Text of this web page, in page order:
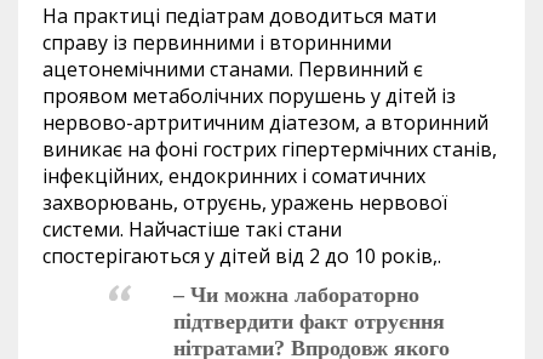
На практиці педіатрам доводиться мати
справу із первинними і вторинними
ацетонемічними станами. Первинний є
проявом метаболічних порушень у дітей із
нервово-артритичним діатезом, а вторинний
виникає на фоні гострих гіпертермічних станів,
інфекційних, ендокринних і соматичних
захворювань, отруєнь, уражень нервової
системи. Найчастіше такі стани
спостерігаються у дітей від 2 до 10 років,.
– Чи можна лабораторно
підтвердити факт отруєння
нітратами? Впродовж якого